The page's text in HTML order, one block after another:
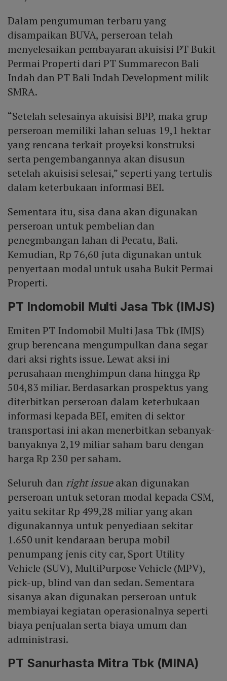
Dalam pengumuman terbaru yang
disampaikan BUVA, perseroan telah
menyelesaikan pembayaran akuisisi PT Bukit
Permai Properti dari PT Summarecon Bali
Indah dan PT Bali Indah Development milik
SMRA.
“Setelah selesainya akuisisi BPP, maka grup
perseroan memiliki lahan seluas 19,1 hektar
yang rencana terkait proyeksi konstruksi
serta pengembangannya akan disusun
setelah akuisisi selesai,” seperti yang tertulis
dalam keterbukaan informasi BEI.
Sementara itu, sisa dana akan digunakan
perseroan untuk pembelian dan
penegmbangan lahan di Pecatu, Bali.
Kemudian, Rp 76,60 juta digunakan untuk
penyertaan modal untuk usaha Bukit Permai
Properti.
PT Indomobil Multi Jasa Tbk (IMJS)
Emiten PT Indomobil Multi Jasa Tbk (IMJS)
grup berencana mengumpulkan dana segar
dari aksi rights issue. Lewat aksi ini
perusahaan menghimpun dana hingga Rp
504,83 miliar. Berdasarkan prospektus yang
diterbitkan perseroan dalam keterbukaan
informasi kepada BEI, emiten di sektor
transportasi ini akan menerbitkan sebanyak-
banyaknya 2,19 miliar saham baru dengan
harga Rp 230 per saham.
Seluruh dan right issueakan digunakan
perseroan untuk setoran modal kepada CSM,
yaitu sekitar Rp 499,28 miliar yang akan
digunakannya untuk penyediaan sekitar
1.650 unit kendaraan berupa mobil
penumpang jenis city car, Sport Utility
Vehicle (SUV), MultiPurpose Vehicle (MPV),
pick-up, blind van dan sedan. Sementara
sisanya akan digunakan perseroan untuk
membiayai kegiatan operasionalnya seperti
biaya penjualan serta biaya umum dan
administrasi.
PT Sanurhasta Mitra Tbk (MINA)